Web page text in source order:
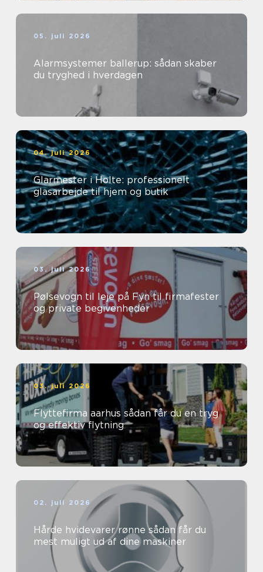
05. juli 2026
Alarmsystemer ballerup: sådan skaber
du tryghed i hverdagen
04. juli 2026
Glarmester i Holte: professionelt
glasarbejde til hjem og butik
03. juli 2026
Pølsevogn til leje på Fyn til firmafester
og private begivenheder
03. juli 2026
Flyttefirma aarhus sådan får du en tryg
og effektiv flytning
02. juli 2026
Hårde hvidevarer rønne sådan får du
mest muligt ud af dine maskiner